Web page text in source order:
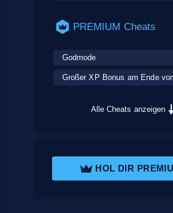
PREMIUM Cheats
Godmode
Großer XP Bonus am Ende
Alle Cheats anzeigen
HOL DIR